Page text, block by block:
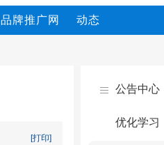
运 制药 明星 供求信息
品牌推广网 动态
[打印]
公告中心
优化学习